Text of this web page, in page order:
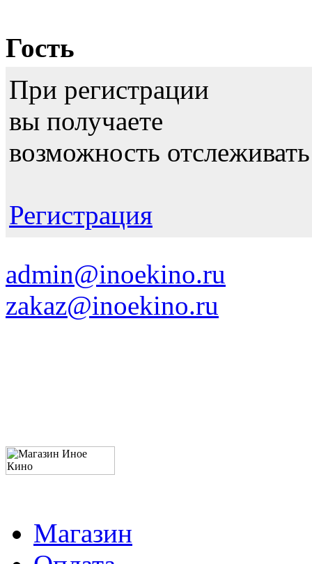
Гость
При регистрации
вы получаете
возможность
Регистрация
admin@inoekino.ru
zakaz@inoekino.ru
Магазин